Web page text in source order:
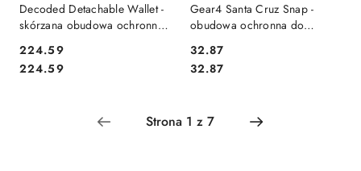
Decoded Detachable Wallet -
skórzana obudowa ochronna
kompatybilna z MagSafe
(black)
Cena:
224.59
Cena:
224.59
Gear4 Santa Cruz Snap -
obudowa ochronna do
MagSafe (periwinkle)
Cena:
32.87
Cena:
32.87